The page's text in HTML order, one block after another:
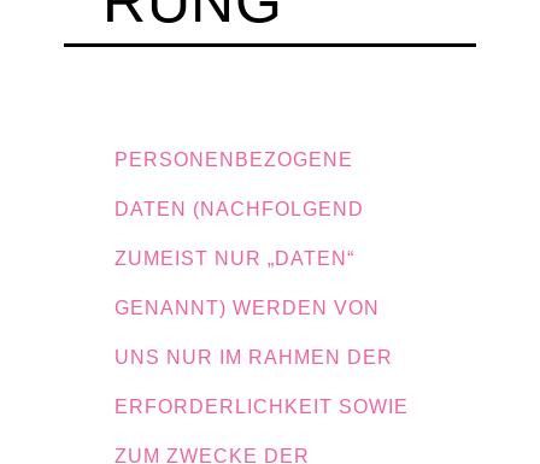
PERSONENBEZOGENE
DATEN (NACHFOLGEND
ZUMEIST NUR „DATEN“
GENANNT) WERDEN VON
UNS NUR IM RAHMEN DER
ERFORDERLICHKEIT SOWIE
ZUM ZWECKE DER